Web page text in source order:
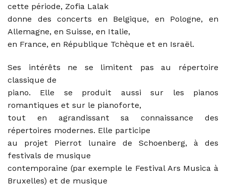
cette période, Zofia Lalak
donne des concerts en Belgique, en Pologne, en
Allemagne, en Suisse, en Italie,
en France, en République Tchèque et en Israël.
Ses intérêts ne se limitent pas au répertoire
classique de
piano. Elle se produit aussi sur les pianos
romantiques et sur le pianoforte,
tout en agrandissant sa connaissance des
répertoires modernes. Elle participe
au projet Pierrot lunaire de Schoenberg, à des
festivals de musique
contemporaine (par exemple le Festival Ars Musica à
Bruxelles) et de musique